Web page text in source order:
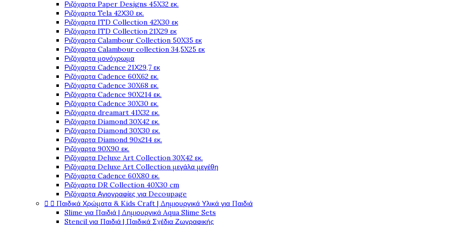
Ριζόχαρτα Paper Designs 45X32 εκ.
Ριζόχαρτα Tela 42Χ30 εκ.
Ριζόχαρτα ITD Collection 42X30 εκ
Ριζόχαρτα ITD Collection 21X29 εκ
Ριζόχαρτα Calambour Collection 50X35 εκ
Ριζόχαρτα Calambour collection 34,5X25 εκ
Ριζόχαρτα μονόχρωμα
Ριζόχαρτα Cadence 21Χ29,7 εκ
Ριζόχαρτα Cadence 60X62 εκ.
Ριζόχαρτα Cadence 30X68 εκ.
Ριζόχαρτα Cadence 90X214 εκ.
Ριζόχαρτα Cadence 30X30 εκ.
Ριζόχαρτα dreamart 41X32 εκ.
Ριζόχαρτα Diamond 30X42 εκ.
Ριζόχαρτα Diamond 30X30 εκ.
Ριζόχαρτα Diamond 90x214 εκ.
Ριζόχαρτα 90X90 εκ.
Ριζόχαρτα Deluxe Art Collection 30X42 εκ.
Ριζόχαρτα Deluxe Art Collection μεγάλα μεγέθη
Ριζόχαρτα Cadence 60X80 εκ.
Ριζόχαρτα DR Collection 40X30 cm
Ριζόχαρτα Αγιογραφίες για Decoupage
  Παιδικά Χρώματα & Kids Craft | Δημιουργικά Υλικά για Παιδιά
Slime για Παιδιά | Δημιουργικά Aqua Slime Sets
Stencil για Παιδιά | Παιδικά Σχέδια Ζωγραφικής